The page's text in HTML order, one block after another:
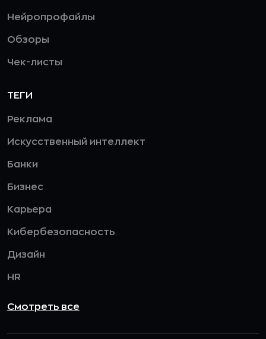
Нейропрофайлы
Обзоры
Чек-листы
ТЕГИ
Реклама
Искусственный интеллект
Банки
Бизнес
Карьера
Кибербезопасность
Дизайн
HR
Смотреть все